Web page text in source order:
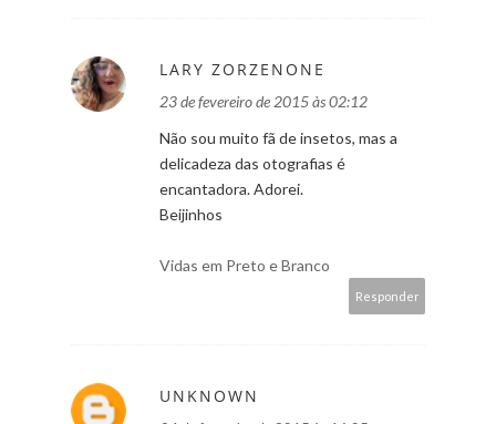
LARY ZORZENONE
23 de fevereiro de 2015 às 02:12
Não sou muito fã de insetos, mas a
delicadeza das otografias é
encantadora. Adorei.
Beijinhos
Vidas em Preto e Branco
Responder
UNKNOWN